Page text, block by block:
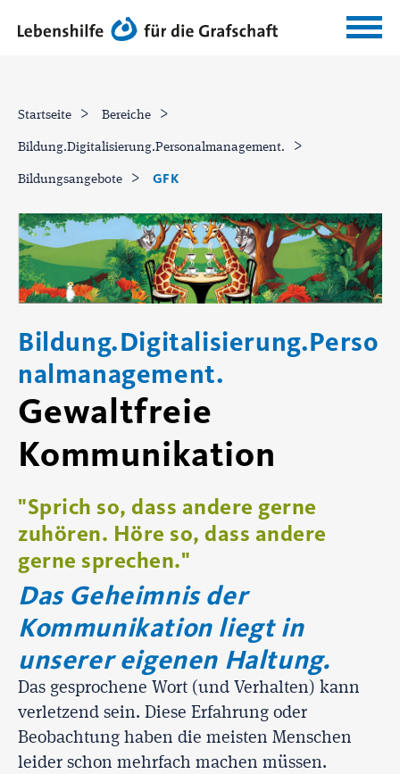
Startseite Bereiche
Bildung.Digitalisierung.Personalmanagement.
Bildungsangebote GFK
Gewaltfreie
Kommunikation
Bildung.Digitalisierung.Perso
nalmanagement.
"Sprich so, dass andere gerne
zuhören. Höre so, dass andere
gerne sprechen."
Das Geheimnis der
Kommunikation liegt in
unserer eigenen Haltung.
Das gesprochene Wort (und Verhalten) kann
verletzend sein. Diese Erfahrung oder
Beobachtung haben die meisten Menschen
leider schon mehrfach machen müssen.